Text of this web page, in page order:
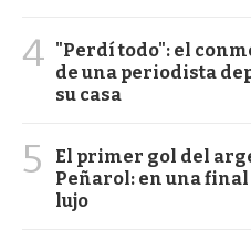
4 "Perdí todo": el
de una periodista
su casa
5
El primer gol del
Peñarol: en una
lujo